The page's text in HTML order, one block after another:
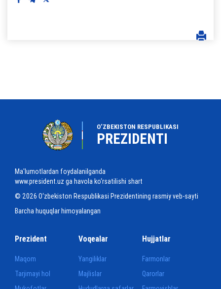
O‘ZBEKISTON RESPUBLIKASI
PREZIDENTI
Ma'lumotlardan foydalanilganda
www.president.uz ga havola ko‘rsatilishi shart
© 2026 O‘zbekiston Respublikasi Prezidentining rasmiy veb-sayti
Barcha huquqlar himoyalangan
Prezident
Maqom
Tarjimayi hol
Voqealar
Yangiliklar
Majlislar
Hujjatlar
Farmonlar
Qarorlar